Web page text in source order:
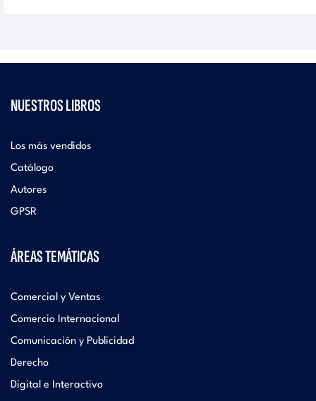
NUESTROS LIBROS
Los más vendidos
Catálogo
Autores
GPSR
ÁREAS TEMÁTICAS
Comercial y Ventas
Comercio Internacional
Comunicación y Publicidad
Derecho
Digital e Interactivo